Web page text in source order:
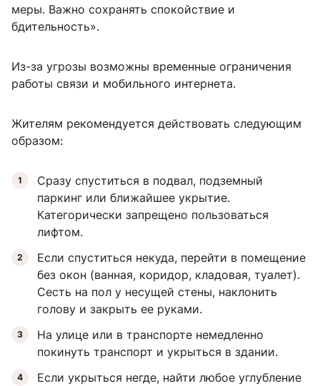
меры. Важно сохранять спокойствие и
бдительность».
Из-за угрозы возможны временные ограничения
работы связи и мобильного интернета.
Жителям рекомендуется действовать следующим
образом:
Сразу спуститься в подвал, подземный
паркинг или ближайшее укрытие.
Категорически запрещено пользоваться
лифтом.
Если спуститься некуда, перейти в помещение
без окон (ванная, коридор, кладовая, туалет).
Сесть на пол у несущей стены, наклонить
голову и закрыть ее руками.
На улице или в транспорте немедленно
покинуть транспорт и укрыться в здании.
Если укрыться негде, найти любое углубление